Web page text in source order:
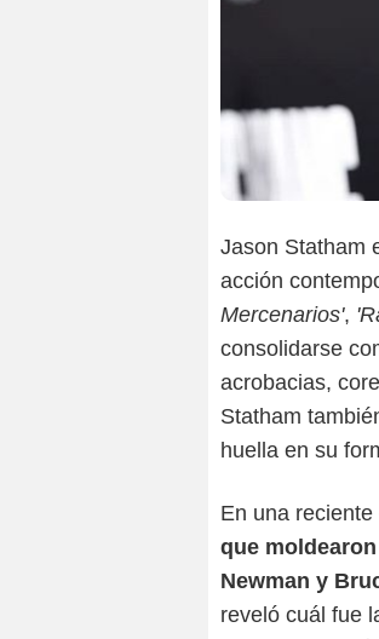
Jason Statham
acción
Mercenarios',
consolidarse
acrobacias,
Statham
huella en su
En una
que
Newman y
reveló cuál fue